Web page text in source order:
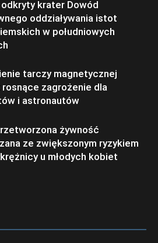
krater Dowód
oddziaływania istot
w południowych
tarczy magnetycznej
rosnące zagrożenie dla
i astronautów
żywność
ze zwiększonym ryzykiem
u młodych kobiet